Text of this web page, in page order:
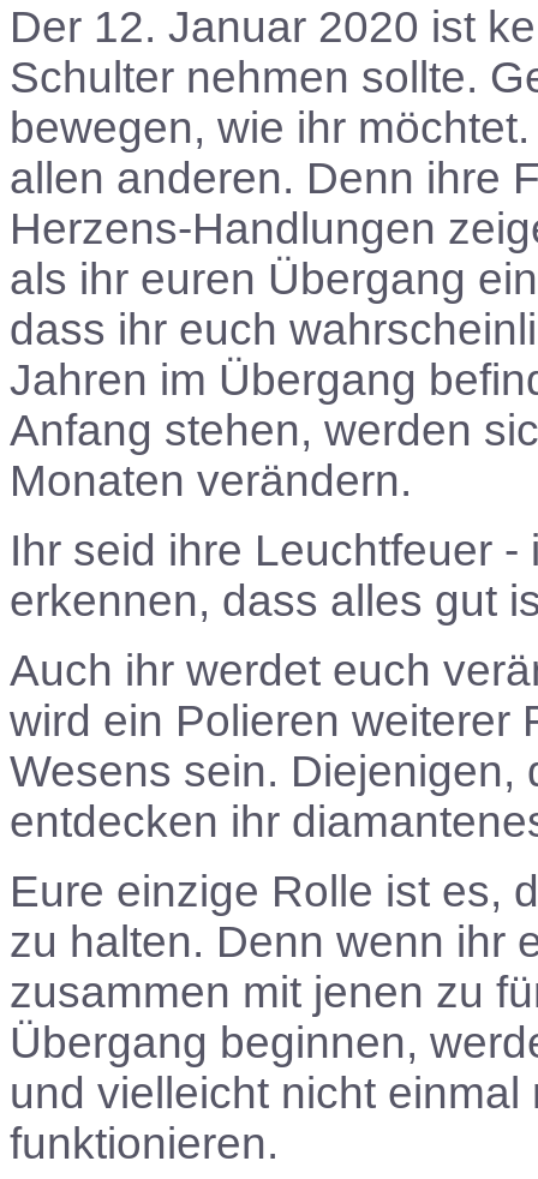
Der 12. Januar 2020 ist
Schulter nehmen sollte.
bewegen, wie ihr
allen anderen. Denn ihre
Herzens-Handlungen
als ihr euren Übergang
dass ihr euch
Jahren im Übergang
Anfang stehen, werden
Monaten verändern.
Ihr seid ihre Leuchtfeuer
erkennen, dass alles gut
Auch ihr werdet euch
wird ein Polieren weiterer
Wesens sein. Diejenigen,
entdecken ihr
Eure einzige Rolle ist es,
zu halten. Denn wenn ihr
zusammen mit jenen zu
Übergang beginnen,
und vielleicht nicht
funktionieren.